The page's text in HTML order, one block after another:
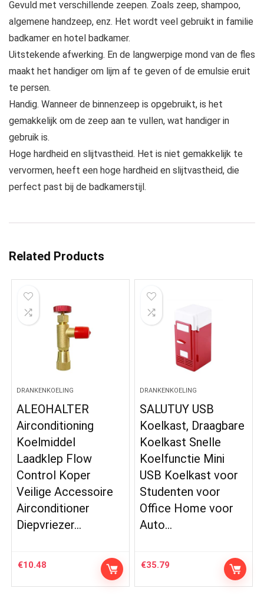
Gevuld met verschillende zeepen. Zoals zeep, shampoo,
algemene handzeep, enz. Het wordt veel gebruikt in familie
badkamer en hotel badkamer.
Uitstekende afwerking. En de langwerpige mond van de fles
maakt het handiger om lijm af te geven of de emulsie eruit
te persen.
Handig. Wanneer de binnenzeep is opgebruikt, is het
gemakkelijk om de zeep aan te vullen, wat handiger in
gebruik is.
Hoge hardheid en slijtvastheid. Het is niet gemakkelijk te
vervormen, heeft een hoge hardheid en slijtvastheid, die
perfect past bij de badkamerstijl.
Related Products
DRANKENKOELING
ALEOHALTER
Airconditioning
Koelmiddel
Laadklep Flow
Control Koper
Veilige Accessoire
Airconditioner
Diepvriezer…
€10.48
DRANKENKOELING
SALUTUY USB
Koelkast, Draagbare
Koelkast Snelle
Koelfunctie Mini
USB Koelkast voor
Studenten voor
Office Home voor
Auto…
€35.79